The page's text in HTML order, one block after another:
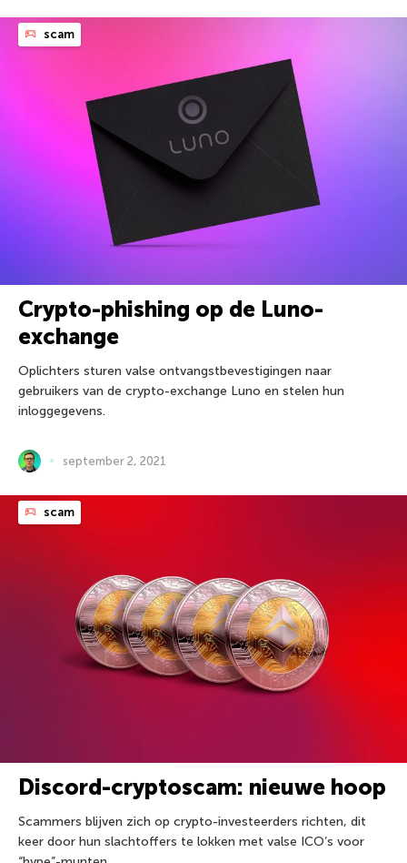
scam
Crypto-phishing op de Luno-
exchange
Oplichters sturen valse ontvangstbevestigingen naar
gebruikers van de crypto-exchange Luno en stelen hun
inloggegevens.
september 2, 2021
scam
Discord-cryptoscam: nieuwe hoop
Scammers blijven zich op crypto-investeerders richten, dit
keer door hun slachtoffers te lokken met valse ICO’s voor